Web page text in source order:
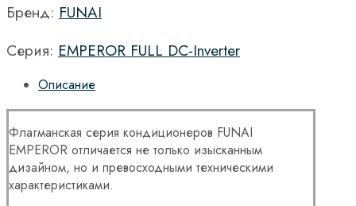
Бренд: FUNAI
Серия: EMPEROR FULL DC-Inverter
Описание
Флагманская серия кондиционеров FUNAI
EMPEROR отличается не только изысканным
дизайном, но и превосходными техническими
характеристиками.